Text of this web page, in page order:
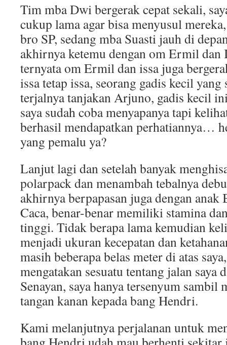
Tim mba Dwi bergerak cepat sekali,
cukup lama agar bisa menyusul
bro SP, sedang mba Suasti jauh di
akhirnya ketemu dengan om Ermil dan
ternyata om Ermil dan issa juga
issa tetap issa, seorang gadis kecil yang
terjalnya tanjakan Arjuno, gadis kecil
saya sudah coba menyapanya tapi
berhasil mendapatkan perhatiannya…
yang pemalu ya?
Lanjut lagi dan setelah banyak
polarpack dan menambah tebalnya
akhirnya berpapasan juga dengan
Caca, benar-benar memiliki stamina
tinggi. Tidak berapa lama kemudian
menjadi ukuran kecepatan dan
masih beberapa belas meter di atas
mengatakan sesuatu tentang jalan saya
Senayan, saya hanya tersenyum
tangan kanan kepada bang Hendri.
Kami melanjutnya perjalanan untuk